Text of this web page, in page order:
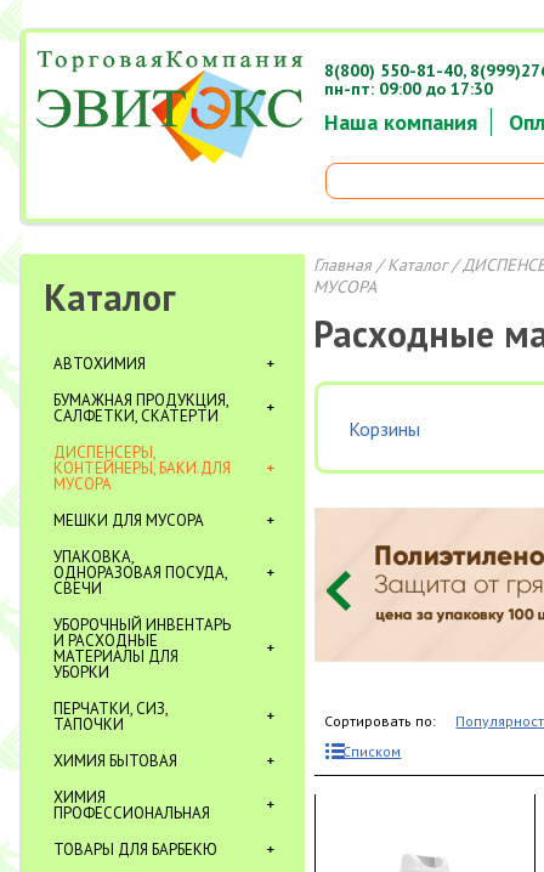
Наша компания
8(800) 550-81-40,
пн-пт: 09:00 до 17:30
Каталог
АВТОХИМИЯ
БУМАЖНАЯ ПРОДУКЦИЯ,
САЛФЕТКИ, СКАТЕРТИ
ДИСПЕНСЕРЫ,
КОНТЕЙНЕРЫ, БАКИ ДЛЯ
МУСОРА
МЕШКИ ДЛЯ МУСОРА
УПАКОВКА,
ОДНОРАЗОВАЯ ПОСУДА,
СВЕЧИ
УБОРОЧНЫЙ ИНВЕНТАРЬ
И РАСХОДНЫЕ
МАТЕРИАЛЫ ДЛЯ
УБОРКИ
ПЕРЧАТКИ, СИЗ,
ТАПОЧКИ
ХИМИЯ БЫТОВАЯ
ХИМИЯ
ПРОФЕССИОНАЛЬНАЯ
ТОВАРЫ ДЛЯ БАРБЕКЮ
Главная/Каталог/
МУСОРА
Расходные
Корзины
Сортировать по:
Списком